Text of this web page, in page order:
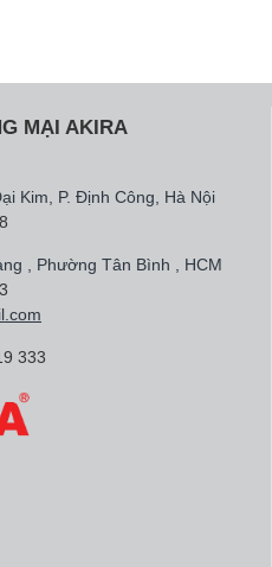
MẠI AKIRA
Kim, P. Định Công, Hà Nội
, Phường Tân Bình , HCM
333